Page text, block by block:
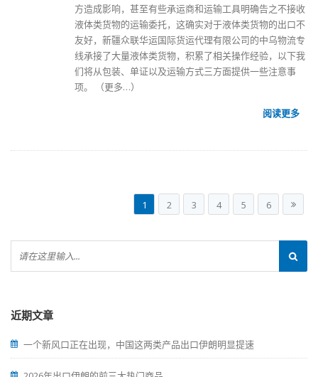
方造成影响，甚至有些承运商和运输工具明确告之不接收
液体类货物的运输委托，这确实对于液体类货物的出口不
友好，新疆众联华运国际货运代理有限公司的中乌物流专
线承接了大量液体类货物，积累了相关操作经验，以下我
们将从包装、单证以及运输方式三方面提供一些注意事
项。
（更多…）
阅读更多
1 2 3 4 5 6
近期文章
一个新风口正在出现，中国这两类产品出口伊朗明显提速